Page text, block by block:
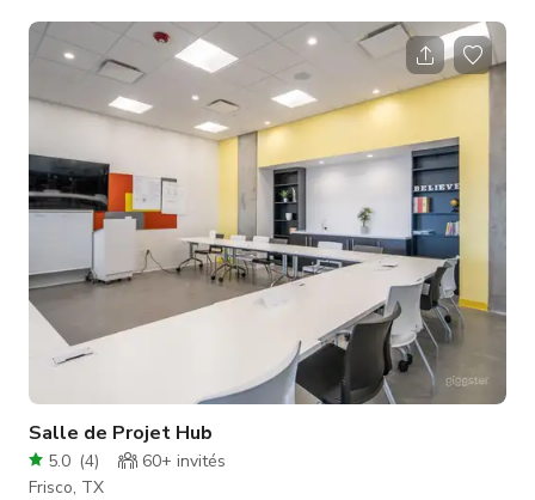
la photographie, le tournage, les ateliers et les réunions
intimes. Caractéristiques clés : ✨ Intérieurs lumineux et
élégants Meublés avec goût, éclairage d'accentuation et tons
naturels — un cadre magnifique prêt pour la caméra. 🪟
Salle de Projet Hub
5.0 (4) 60+ invités
Frisco, TX